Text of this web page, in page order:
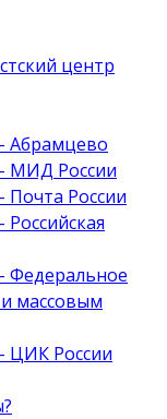
центр
Абрамцево
МИД России
Почта России
Федеральное
массовым
ЦИК России